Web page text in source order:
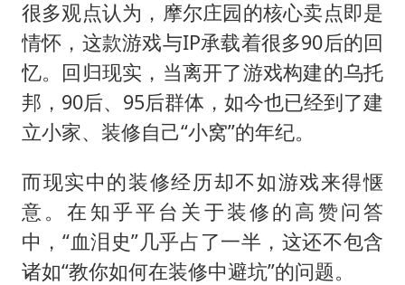
很多观点认为，摩尔庄园的核心卖点即是
情怀，这款游戏与IP承载着很多90后的回
忆。回归现实，当离开了游戏构建的乌托
邦，90后、95后群体，如今也已经到了建
立小家、装修自己“小窝”的年纪。
而现实中的装修经历却不如游戏来得惬
意。在知乎平台关于装修的高赞问答
中，“血泪史”几乎占了一半，这还不包含
诸如“教你如何在装修中避坑”的问题。